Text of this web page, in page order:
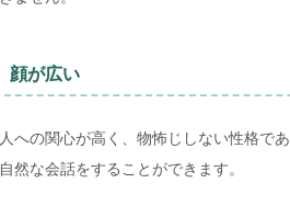
顔が広い
人への関心が高く、物怖じしない性格で
自然な会話をすることができます。